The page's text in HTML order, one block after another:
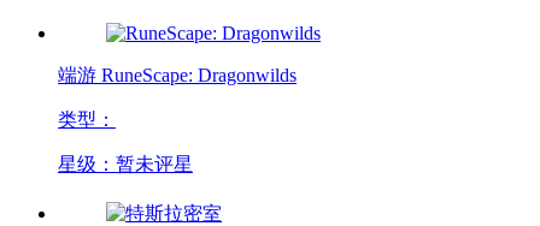
端游 RuneScape: Dragonwilds
类型：
星级：暂未评星